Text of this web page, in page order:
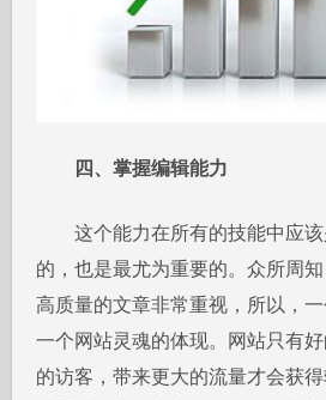
四、掌握编辑能力
这个能力在所有的技能中应该
的，也是最尤为重要的。众所周
高质量的文章非常重视，所以，
一个网站灵魂的体现。网站只有
的访客，带来更大的流量才会获